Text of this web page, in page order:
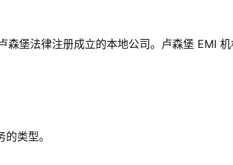
堡法律注册成立的本地公司。卢森堡 EMI
类型。